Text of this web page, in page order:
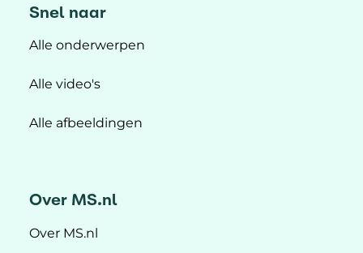
Snel naar
Alle onderwerpen
Alle video's
Alle afbeeldingen
Over MS.nl
Over MS.nl